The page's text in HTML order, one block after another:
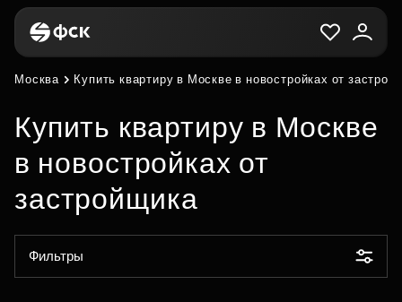
Москва Купить квартиру в Москве в новостройках от
Купить квартиру в Москве
в новостройках от
застройщика
Фильтры